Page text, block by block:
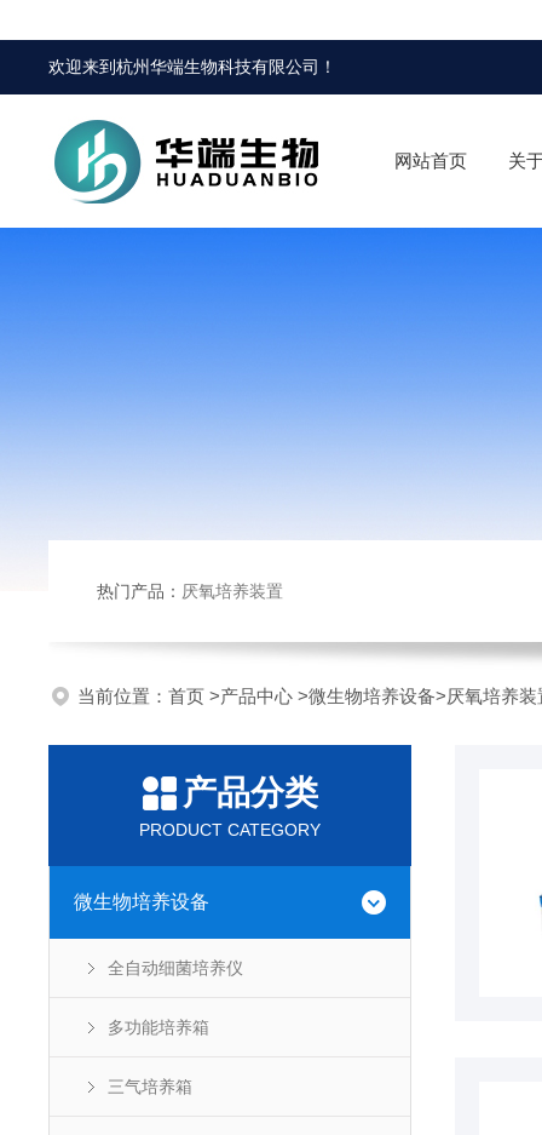
欢迎来到杭州华端生物科技有限公司 ！
网站首页 关
热门产品： 厌氧培养装置
当前位置： 首页 >产品中心 >微生物培养设备>厌氧培养装
产品分类
PRODUCT CATEGORY
微生物培养设备
全自动细菌培养仪
多功能培养箱
三气培养箱